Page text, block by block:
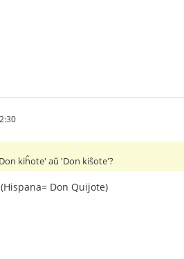
kiĥote' aŭ 'Don kiŝote'?
Don Quijote)